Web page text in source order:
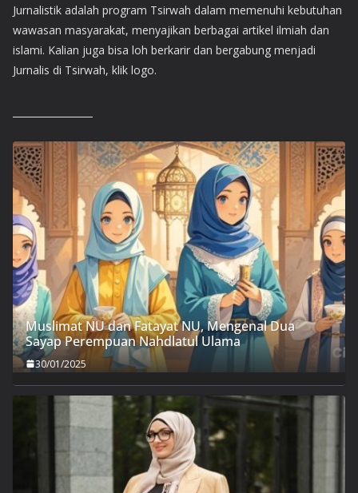
Jurnalistik adalah program Tsirwah dalam memenuhi kebutuhan
wawasan masyarakat, menyajikan berbagai artikel ilmiah dan
islami. Kalian juga bisa loh berkarir dan bergabung menjadi
Jurnalis di Tsirwah, klik logo.
Muslimat NU dan Fatayat NU, Mengenal Dua
Sayap Perempuan Nahdlatul Ulama
30/01/2025